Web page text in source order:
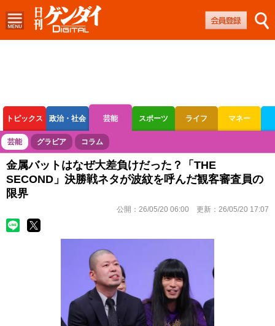
トピックス 政治・社会 芸能 スポーツ ライフ マネー
ボートレース 競輪 オートレース
芸能 グラビア コラム
金属バットはなぜ大差負けだった？「THE
SECOND」決勝戦ネタが波紋を呼んだ観客審査員の
限界
公開： 26/05/20 06:00 更新： 26/05/20 17:07